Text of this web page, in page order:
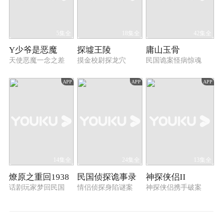
5集全
Y少爷是恶魔
天使恶魔一念之差
18集全
探墟王陵
摸金校尉探龙穴
42集全
庸山玉骨
民国诡案怪病惊魂
APP
14集全
燎原之重回1938
话剧玩家梦回民国
APP
24集全
民国侦探诡事录
情侣侦探身陷谜案
APP
13集全
神探侠侣II
神探侠侣携手破案